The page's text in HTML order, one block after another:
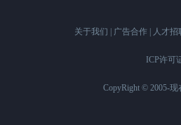
关于我们 广告合作 人才招
ICP许可
CopyRight © 2005-